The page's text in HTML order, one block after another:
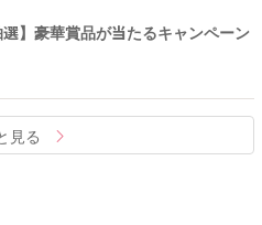
選】豪華賞品が当たるキャンペーン
見る